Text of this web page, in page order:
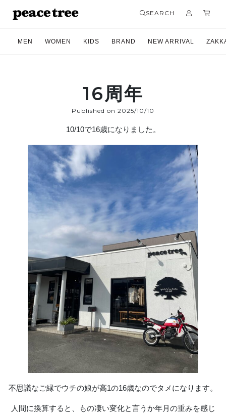
SEARCH
MEN WOMEN KIDS BRAND NEW ARRIVAL
16周年
Published on 2025/10/10
10/10で16歳になりました。
不思議なご縁でウチの娘が高1の16歳なのでタメになります。
人間に換算すると、もの凄い変化と言うか年月の重みを感じ